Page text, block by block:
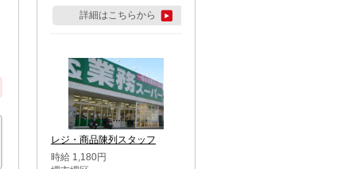
詳細はこちらから
レジ・商品陳列スタッフ
時給 1,180円